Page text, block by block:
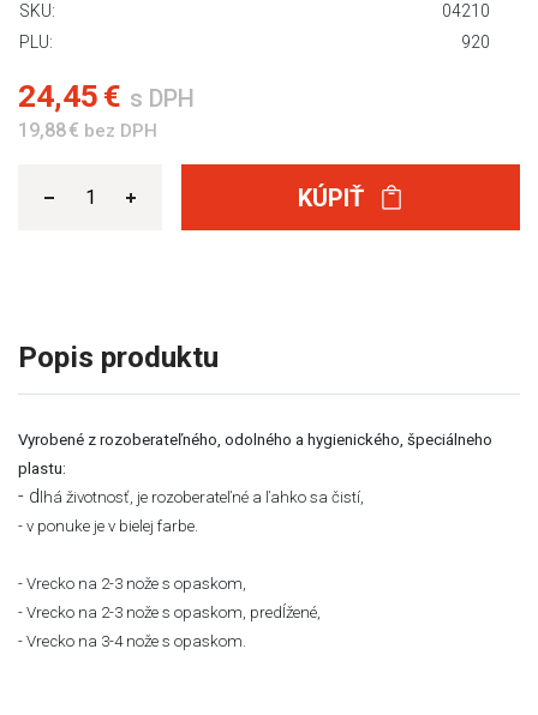
SKU:
04210
PLU:
920
24,45 € s DPH
19,88 € bez DPH
KÚPIŤ
Popis produktu
Vyrobené z rozoberateľného, odolného a hygienického, špeciálneho
plastu:
- d lhá životnosť, je rozoberateľné a ľahko sa čistí,
- v ponuke je v bielej farbe.
- Vrecko na 2-3 nože s opaskom,
- Vrecko na 2-3 nože s opaskom, predÍžené,
- Vrecko na 3-4 nože s opaskom.